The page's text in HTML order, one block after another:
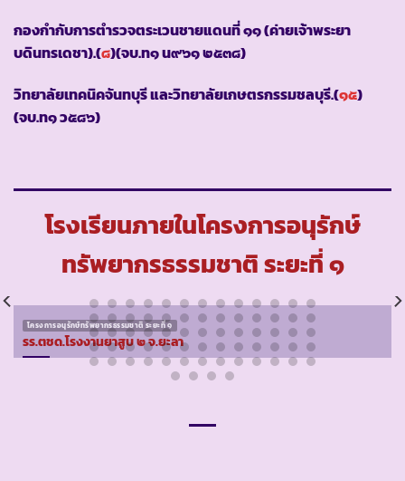
กองกำกับการตำรวจตระเวนชายแดนที่ ๑๑ (ค่ายเจ้าพระยา
บดินทรเดชา).(๘)(จบ.ท๑ น๙๖๑ ๒๕๓๘)
วิทยาลัยเทคนิคจันทบุรี และวิทยาลัยเกษตรกรรมชลบุรี.(๑๕)
(จบ.ท๑ ว๕๘๖)
โรงเรียนภายในโครงการอนุรักษ์
ทรัพยากรธรรมชาติ ระยะที่ ๑
โครงการอนุรักษ์ทรัพยากรธรรมชาติ ระยะที่ ๑
รร.ตชด.โรงงานยาสูบ ๒ จ.ยะลา